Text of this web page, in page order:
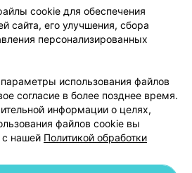
Публичный договор
соглашение
Способы оплаты
Партнеры
в поддержку
настройки cookie
персональных данных
cookie для обеспечения
сайта, его улучшения, сбора
персонализированных
использования файлов
согласие в более позднее время.
информации о целях,
файлов cookie вы
с нашей Политикой обработки